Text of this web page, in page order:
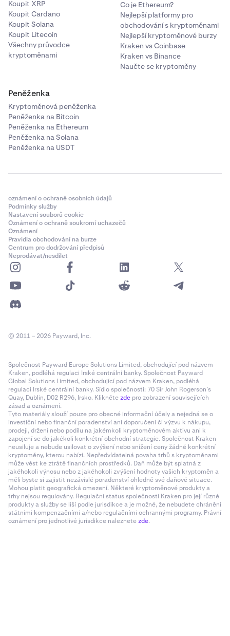
Koupit XRP
Koupit Cardano
Koupit Solana
Koupit Litecoin
Všechny průvodce
kryptoměnami
Co je Ethereum?
Nejlepší platformy pro
obchodování s kryptoměnami
Nejlepší kryptoměnové burzy
Kraken vs Coinbase
Kraken vs Binance
Naučte se kryptoměny
Peněženka
Kryptoměnová peněženka
Peněženka na Bitcoin
Peněženka na Ethereum
Peněženka na Solana
Peněženka na USDT
oznámení o ochraně osobních údajů
Podmínky služby
Nastavení souborů cookie
Oznámení o ochraně soukromí uchazečů
Oznámení
Pravidla obchodování na burze
Centrum pro dodržování předpisů
Neprodávat/nesdílet
© 2011 – 2026 Payward, Inc.
Společnost Payward Europe Solutions Limited, obchodující pod názvem
Kraken, podléhá regulaci Irské centrální banky. Společnost Payward
Global Solutions Limited, obchodující pod názvem Kraken, podléhá
regulaci Irské centrální banky. Sídlo společnosti: 70 Sir John Rogerson’s
Quay, Dublin, D02 R296, Irsko. Kliknětezde pro zobrazení souvisejících
zásad a oznámení.
Tyto materiály slouží pouze pro obecné informační účely a nejedná se o
investiční nebo finanční poradenství ani doporučení či výzvu k nákupu,
prodeji, držení nebo podílu na jakémkoli kryptoměnovém aktivu ani k
zapojení se do jakékoli konkrétní obchodní strategie. Společnost Kraken
neusiluje a nebude usilovat o zvýšení nebo snížení ceny žádné konkrétní
kryptoměny, kterou nabízí. Nepředvídatelná povaha trhů s kryptoměnami
může vést ke ztrátě finančních prostředků. Daň může být splatná z
jakéhokoli výnosu nebo z jakéhokoli zvýšení hodnoty vašich kryptoměn a
měli byste si zajistit nezávislé poradenství ohledně své daňové situace.
Mohou platit geografická omezení. Některé kryptoměnové produkty a
trhy nejsou regulovány. Regulační status společnosti Kraken pro její různé
produkty a služby se liší podle jurisdikce a je možné, že nebudete chráněni
státními kompenzačními a/nebo regulačními ochrannými programy. Právní
oznámení pro jednotlivé jurisdikce naleznetezde.